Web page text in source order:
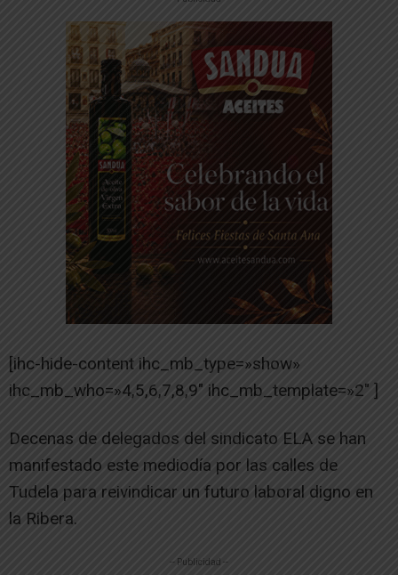
[ihc-hide-content ihc_mb_type=»show»
ihc_mb_who=»4,5,6,7,8,9″ ihc_mb_template=»2″ ]
Decenas de delegados del sindicato ELA se han
manifestado este mediodía por las calles de
Tudela para reivindicar un futuro laboral digno en
la Ribera.
-- Publicidad --